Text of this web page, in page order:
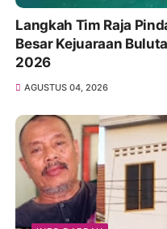
Langkah Tim Raja
Besar Kejuaraan
2026
AGUSTUS 04, 2026